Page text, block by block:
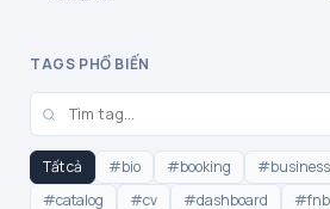
TAGS PHỔ BIẾN
Tất cả #bio #booking
#business
#catalog
#cv #dashboard
#fnb